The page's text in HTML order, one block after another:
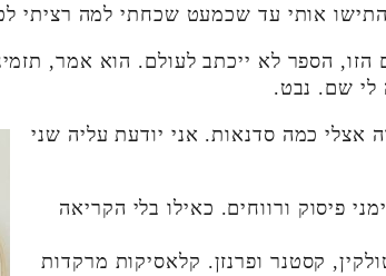
אותי עד שכמעט שכחתי למה רציתי
הספר לא ייכתב לעולם. הוא אמר,
לי שם. נבט.
כמה סדנאות. אני יודעת עליה שני
פיסוק ורווחים. כאילו בלי הקריאה
קסטנר ופרנזן. קלאסיקות מרקדות